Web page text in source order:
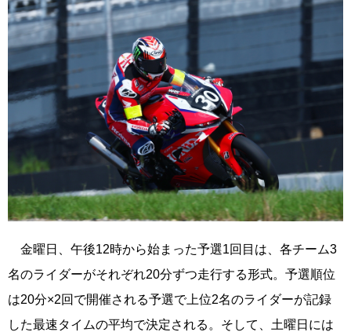
金曜日、午後12時から始まった予選1回目は、各チーム3
名のライダーがそれぞれ20分ずつ走行する形式。予選順位
は20分×2回で開催される予選で上位2名のライダーが記録
した最速タイムの平均で決定される。そして、土曜日には